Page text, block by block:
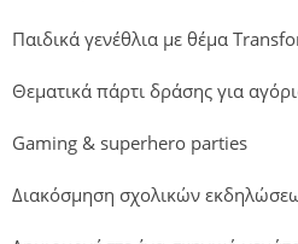
Παιδικά γενέθλια με θέμα
Θεματικά πάρτι δράσης για
Gaming & superhero parties
Διακόσμηση σχολικών